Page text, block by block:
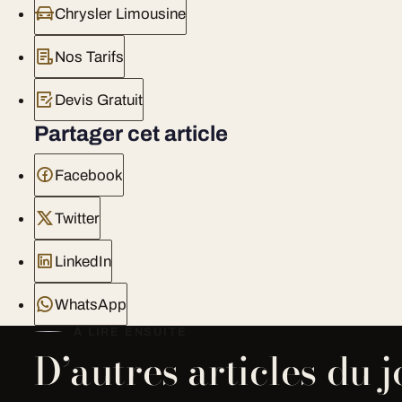
Chrysler Limousine
Nos Tarifs
Devis Gratuit
Partager cet article
Facebook
Twitter
LinkedIn
WhatsApp
D’autres articles du